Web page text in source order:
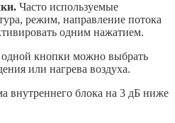
Часто используемые
режим, направление потока
одним нажатием.
кнопки можно выбрать
или нагрева воздуха.
внутреннего блока на 3 дБ ниже